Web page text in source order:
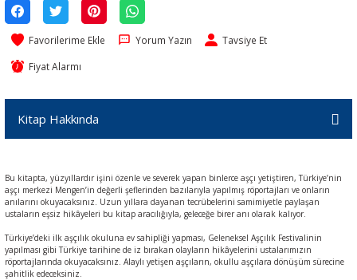
Yorum Yazın Tavsiye Et
Fiyat Alarmı
Kitap Hakkında
Bu kitapta, yüzyıllardır işini özenle ve severek yapan binlerce aşçı yetiştiren, Türkiye’nin
aşçı merkezi Mengen’in değerli şeflerinden bazılarıyla yapılmış röportajları ve onların
anılarını okuyacaksınız. Uzun yıllara dayanan tecrübelerini samimiyetle paylaşan
ustaların eşsiz hikâyeleri bu kitap aracılığıyla, geleceğe birer anı olarak kalıyor.
Türkiye’deki ilk aşçılık okuluna ev sahipliği yapması, Geleneksel Aşçılık Festivalinin
yapılması gibi Türkiye tarihine de iz bırakan olayların hikâyelerini ustalarımızın
röportajlarında okuyacaksınız. Alaylı yetişen aşçıların, okullu aşçılara dönüşüm sürecine
şahitlik edeceksiniz.